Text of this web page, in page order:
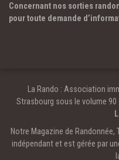
Concernant nos sorties
pour toute demande
La Rando : Association
Strasbourg sous le volume 90
Notre Magazine de
indépendant et est gérée par